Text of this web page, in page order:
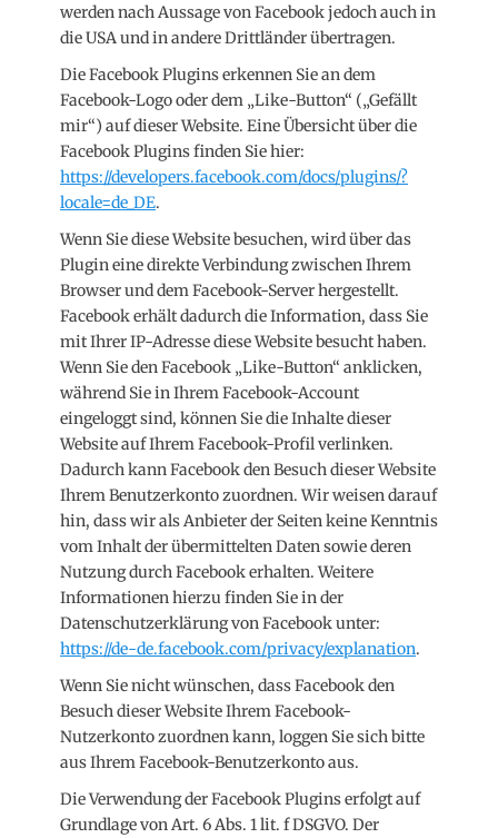
werden nach Aussage von Facebook jedoch auch in
die USA und in andere Drittländer übertragen.
Die Facebook Plugins erkennen Sie an dem
Facebook-Logo oder dem „Like-Button“ („Gefällt
mir“) auf dieser Website. Eine Übersicht über die
Facebook Plugins finden Sie hier:
https://developers.facebook.com/docs/plugins/?
locale=de_DE.
Wenn Sie diese Website besuchen, wird über das
Plugin eine direkte Verbindung zwischen Ihrem
Browser und dem Facebook-Server hergestellt.
Facebook erhält dadurch die Information, dass Sie
mit Ihrer IP-Adresse diese Website besucht haben.
Wenn Sie den Facebook „Like-Button“ anklicken,
während Sie in Ihrem Facebook-Account
eingeloggt sind, können Sie die Inhalte dieser
Website auf Ihrem Facebook-Profil verlinken.
Dadurch kann Facebook den Besuch dieser Website
Ihrem Benutzerkonto zuordnen. Wir weisen darauf
hin, dass wir als Anbieter der Seiten keine Kenntnis
vom Inhalt der übermittelten Daten sowie deren
Nutzung durch Facebook erhalten. Weitere
Informationen hierzu finden Sie in der
Datenschutzerklärung von Facebook unter:
https://de-de.facebook.com/privacy/explanation.
Wenn Sie nicht wünschen, dass Facebook den
Besuch dieser Website Ihrem Facebook-
Nutzerkonto zuordnen kann, loggen Sie sich bitte
aus Ihrem Facebook-Benutzerkonto aus.
Die Verwendung der Facebook Plugins erfolgt auf
Grundlage von Art. 6 Abs. 1 lit. f DSGVO. Der